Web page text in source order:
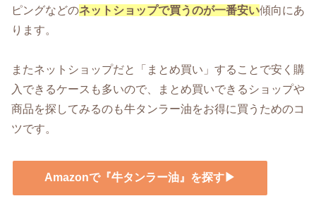
ピングなどのネットショップで買うのが一番安い傾向にあ
ります。
またネットショップだと「まとめ買い」することで安く購
入できるケースも多いので、まとめ買いできるショップや
商品を探してみるのも牛タンラー油をお得に買うためのコ
ツです。
Amazonで『牛タンラー油』を探す▶